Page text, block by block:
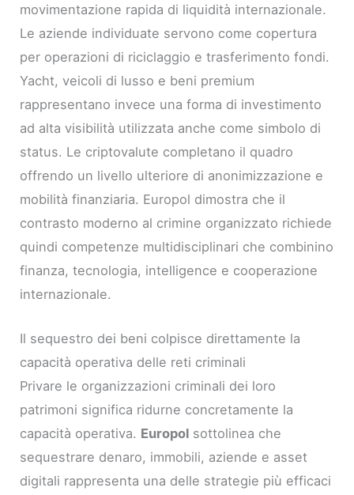
movimentazione rapida di liquidità internazionale.
Le aziende individuate servono come copertura
per operazioni di riciclaggio e trasferimento fondi.
Yacht, veicoli di lusso e beni premium
rappresentano invece una forma di investimento
ad alta visibilità utilizzata anche come simbolo di
status. Le criptovalute completano il quadro
offrendo un livello ulteriore di anonimizzazione e
mobilità finanziaria. Europol dimostra che il
contrasto moderno al crimine organizzato richiede
quindi competenze multidisciplinari che combinino
finanza, tecnologia, intelligence e cooperazione
internazionale.
Il sequestro dei beni colpisce direttamente la
capacità operativa delle reti criminali
Privare le organizzazioni criminali dei loro
patrimoni significa ridurne concretamente la
capacità operativa. Europol sottolinea che
sequestrare denaro, immobili, aziende e asset
digitali rappresenta una delle strategie più efficaci